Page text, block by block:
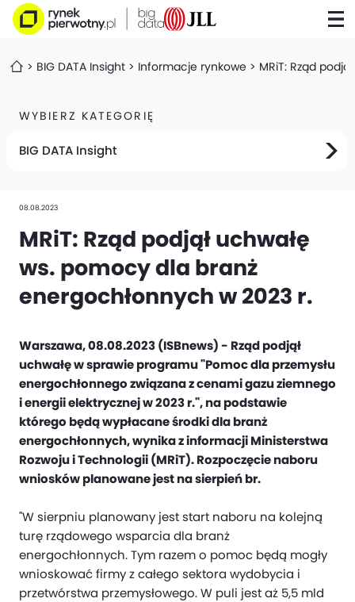
BIG DATA Insight Informacje rynkowe MRiT: Rząd
WYBIERZ KATEGORIĘ
BIG DATA Insight
08.08.2023
MRiT: Rząd podjął uchwałę
ws. pomocy dla branż
energochłonnych w 2023 r.
Warszawa, 08.08.2023 (ISBnews) - Rząd podjął
uchwałę w sprawie programu "Pomoc dla przemysłu
energochłonnego związana z cenami gazu ziemnego
i energii elektrycznej w 2023 r.", na podstawie
którego będą wypłacane środki dla branż
energochłonnych, wynika z informacji Ministerstwa
Rozwoju i Technologii (MRiT). Rozpoczęcie naboru
wniosków planowane jest na sierpień br.
"W sierpniu planowany jest start naboru na kolejną
turę rządowego wsparcia dla branż
energochłonnych. Tym razem o pomoc będą mogły
wnioskować firmy z całego sektora wydobycia i
przetwórstwa przemysłowego. W puli jest aż 5,5 mld